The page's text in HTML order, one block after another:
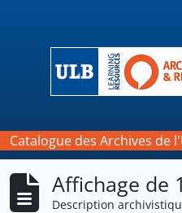
Catalogue des Archives de
Affichage de
Description